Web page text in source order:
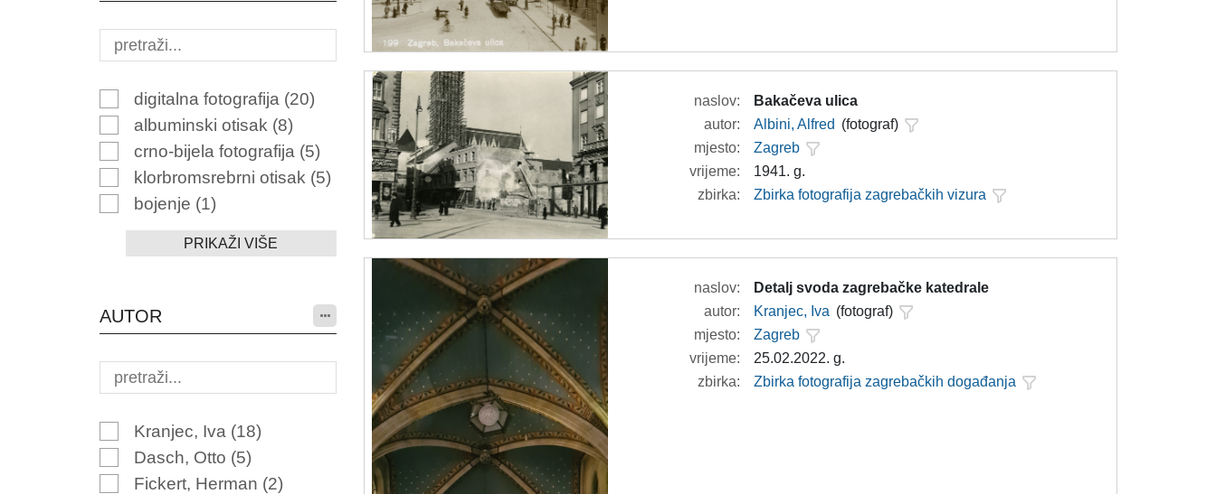
digitalna fotografija (20)
albuminski otisak (8)
crno-bijela fotografija (5)
klorbromsrebrni otisak (5)
bojenje (1)
PRIKAŽI VIŠE
AUTOR
Kranjec, Iva (18)
Dasch, Otto (5)
Fickert, Herman (2)
naslov:
Bakačeva ulica
autor:
Albini, Alfred (fotograf)
mjesto:
Zagreb
vrijeme:
1941. g.
zbirka:
Zbirka fotografija zagrebačkih vizura
naslov:
Detalj svoda zagrebačke katedrale
autor:
Kranjec, Iva (fotograf)
mjesto:
Zagreb
vrijeme:
25.02.2022. g.
zbirka:
Zbirka fotografija zagrebačkih događanja